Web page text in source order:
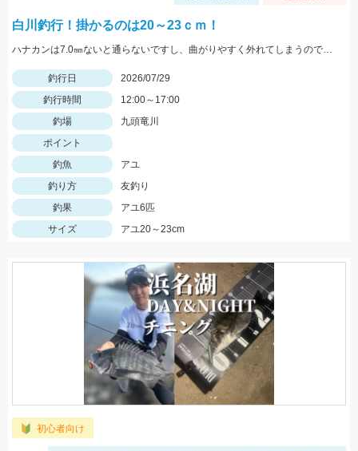
白川釣行！掛かるのは20～23ｃｍ！
ハナカンは7.0㎜ないと通らないですし、曲がりやすく外れてしまうので気を付けてくださいね！複合メタルであれば、0.1号あった方がいいと思います！
釣行日
2026/07/29
釣行時間
12:00～17:00
釣場
九頭竜川
ポイント
釣魚
アユ
釣り方
友釣り
釣果
アユ6匹
サイズ
アユ20～23cm
初心者向け